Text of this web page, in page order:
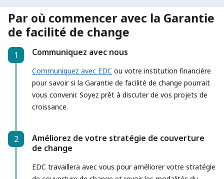
Par où commencer avec la Garantie
de facilité de change
Step 1
1 Communiquez avec nous
Communiquez avec EDC ou votre institution financière
pour savoir si la Garantie de facilité de change pourrait
vous convenir. Soyez prêt à discuter de vos projets de
croissance.
Step 2
2
Améliorez de votre stratégie de couverture
de change
EDC travaillera avec vous pour améliorer votre stratégie